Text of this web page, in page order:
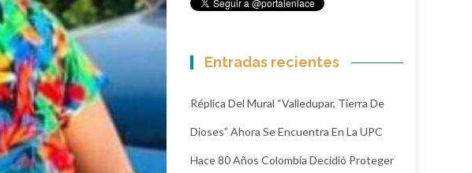
Entradas recientes
Réplica Del Mural “Valledupar, Tierra De
Dioses” Ahora Se Encuentra En La UPC
Hace 80 Años Colombia Decidió Proteger